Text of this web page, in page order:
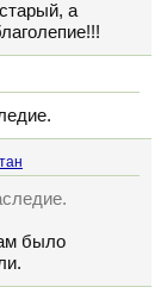
а
было